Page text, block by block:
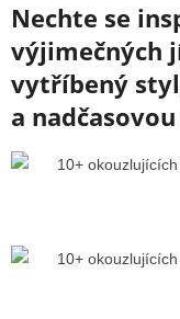
Nechte se
výjimečných
vytříbený
a